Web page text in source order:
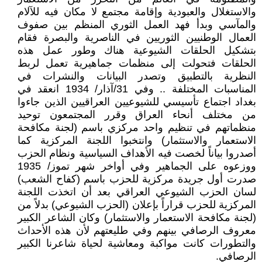
والاستغلال والعبودية وإقامة مجتمع لا مكان فيه للآلام
والمآسي وبدأ فهد العمل الثوري المنظم بين صفوف
العمال الوطنيين الثوريين في الناصرية والبصرة فقام
بتشكيل الحلقات الشيوعية هناك وطور عمل هذه
الحلقات فتحولت إلى منظمات جماهيرية تعمل لربط
النظرية بالتطبيق وتصدر البيانات والنشرات في
المناسبات المختلفة .. وفي 31/آذار/ 1934 انعقد في
بغداد اجتماع تأسيسي للشيوعيين العراقيين الذين جاءوا
من مختلف أنحاء العراق وقرر المجتمعون توحيد
منظماتهم في تنظيم واحد مركزي باسم (لجنة مكافحة
الاستعمار والاستثمار) وانتخبوا اللجنة المركزية كما
أصدروا بياناً لخصت فيه الأهداف السياسية ونظام الحزب
ووزعوه على الجماهير وفي أواخر شهر تموز/ 1935
صدرت أول جريدة مركزية للحزب باسم (كفاح الشعب)
لسان الحزب الشيوعي العراقي بعد أن اتخذت اللجنة
المركزية للحزب قراراً بإعلان (الحزب الشيوعي) بدلاً من
(لجنة مكافحة الاستعمار والاستثمار) وكان الشاعر الكبير
معروف الرصافي بينهم وفي طليعتهم لأن هذه الأحداث
والتطورات كانت مواكبة ومعاشية لحياة شاعرنا الكبير
الرصافي.